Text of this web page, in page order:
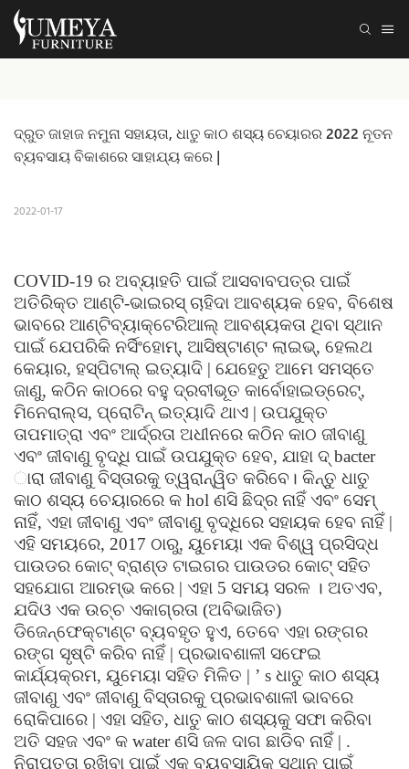
ଦ୍ରୁତ ଜାହାଜ ନମୁନା ସହାୟତା, ଧାତୁ କାଠ ଶସ୍ୟ ଚେୟାରର 2022 ନୂତନ
ବ୍ୟବସାୟ ବିକାଶରେ ସାହାଯ୍ୟ କରେ |
2022-01-17
COVID-19 ର ଅବ୍ୟାହତି ପାଇଁ ଆସବାବପତ୍ର ପାଇଁ
ଅତିରିକ୍ତ ଆଣ୍ଟି-ଭାଇରସ୍ ଚାହିଦା ଆବଶ୍ୟକ ହେବ, ବିଶେଷ
ଭାବରେ ଆଣ୍ଟିବ୍ୟାକ୍ଟେରିଆଲ୍ ଆବଶ୍ୟକତା ଥିବା ସ୍ଥାନ
ପାଇଁ ଯେପରିକି ନର୍ସିଂହୋମ୍, ଆସିଷ୍ଟାଣ୍ଟ ଲାଇଭ୍, ହେଲଥ
କେୟାର, ହସ୍ପିଟାଲ୍ ଇତ୍ୟାଦି | ଯେହେତୁ ଆମେ ସମସ୍ତେ
ଜାଣୁ, କଠିନ କାଠରେ ବହୁ ଦ୍ରବୀଭୂତ କାର୍ବୋହାଇଡ୍ରେଟ୍,
ମିନେରାଲ୍ସ, ପ୍ରୋଟିନ୍ ଇତ୍ୟାଦି ଥାଏ | ଉପଯୁକ୍ତ
ତାପମାତ୍ରା ଏବଂ ଆର୍ଦ୍ରତା ଅଧୀନରେ କଠିନ କାଠ ଜୀବାଣୁ
ଏବଂ ଜୀବାଣୁ ବୃଦ୍ଧି ପାଇଁ ଉପଯୁକ୍ତ ହେବ, ଯାହା ଦ୍ bacter
ାରା ଜୀବାଣୁ ବିସ୍ତାରକୁ ତ୍ୱରାନ୍ୱିତ କରିବେ। କିନ୍ତୁ ଧାତୁ
କାଠ ଶସ୍ୟ ଚେୟାରରେ କ hol ଣସି ଛିଦ୍ର ନାହିଁ ଏବଂ ସେମ୍
ନାହିଁ, ଏହା ଜୀବାଣୁ ଏବଂ ଜୀବାଣୁ ବୃଦ୍ଧିରେ ସହାୟକ ହେବ ନାହିଁ |
ଏହି ସମୟରେ, 2017 ଠାରୁ, ୟୁମେୟା ଏକ ବିଶ୍ୱ ପ୍ରସିଦ୍ଧ
ପାଉଡର କୋଟ୍ ବ୍ରାଣ୍ଡ ଟାଇଗର ପାଉଡର କୋଟ୍ ସହିତ
ସହଯୋଗ ଆରମ୍ଭ କରେ | ଏହା 5 ସମୟ ସରଳ । ଅତଏବ,
ଯଦିଓ ଏକ ଉଚ୍ଚ ଏକାଗ୍ରତା (ଅବିଭାଜିତ)
ଡିଜେନ୍ଫେକ୍ଟାଣ୍ଟ ବ୍ୟବହୃତ ହୁଏ, ତେବେ ଏହା ରଙ୍ଗର
ରଙ୍ଗ ସୃଷ୍ଟି କରିବ ନାହିଁ | ପ୍ରଭାବଶାଳୀ ସଫେଇ
କାର୍ଯ୍ୟକ୍ରମ, ୟୁମେୟା ସହିତ ମିଳିତ | ’ s ଧାତୁ କାଠ ଶସ୍ୟ
ଜୀବାଣୁ ଏବଂ ଜୀବାଣୁ ବିସ୍ତାରକୁ ପ୍ରଭାବଶାଳୀ ଭାବରେ
ରୋକିପାରେ | ଏହା ସହିତ, ଧାତୁ କାଠ ଶସ୍ୟକୁ ସଫା କରିବା
ଅତି ସହଜ ଏବଂ କ water ଣସି ଜଳ ଦାଗ ଛାଡିବ ନାହିଁ | .
ନିରାପତ୍ତା ରଖିବା ପାଇଁ ଏକ ବ୍ୟବସାୟିକ ସ୍ଥାନ ପାଇଁ